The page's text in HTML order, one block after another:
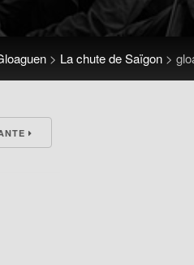
> La chute de Saïgon >